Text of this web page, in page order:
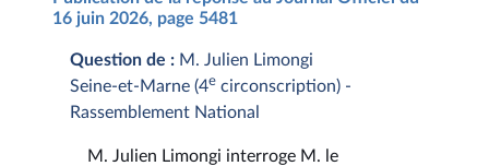
16 juin 2026, page 5481
Question de : M. Julien Limongi
Seine-et-Marne (4e circonscription) -
Rassemblement National
M. Julien Limongi interroge M. le